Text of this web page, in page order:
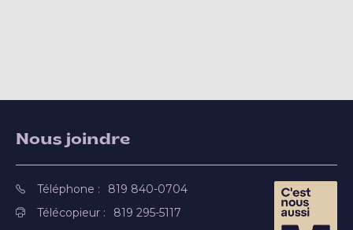
Nous joindre
Téléphone :
819 840-0704
Télécopieur :
819 295-5117